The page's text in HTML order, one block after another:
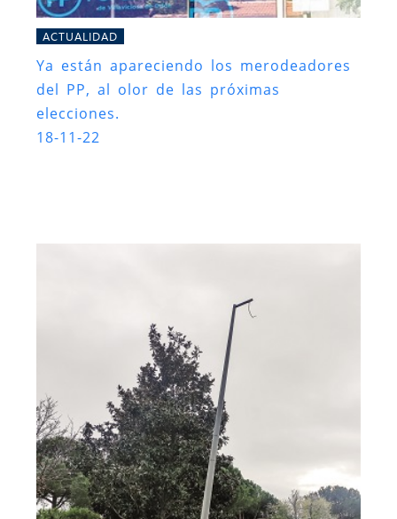
ACTUALIDAD
Ya están apareciendo los merodeadores
del PP, al olor de las próximas
elecciones.
18-11-22